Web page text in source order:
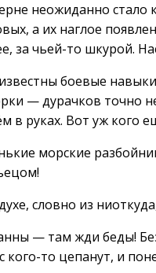
неожиданно стало
а их наглое
за чьей-то шкурой.
боевые
— дурачков точно
в руках. Вот уж кого
морские
словно из
— там жди беды!
кого-то цепанут, и